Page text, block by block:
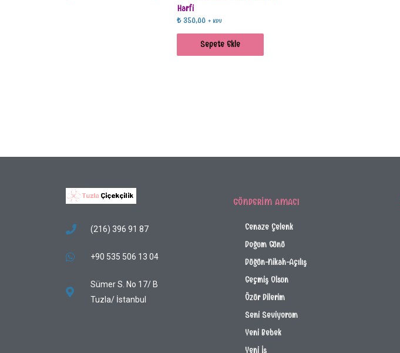
Harfi
₺350,00 + KDV
Sepete Ekle
(216) 396 91 87
+90 535 506 13 04
Sümer S. No 17/ B
Tuzla/ İstanbul
GÖNDERIM AMACI
Cenaze Çelenk
Doğum Günü
Düğün-Nikah-Açılış
Geçmiş Olsun
Özür Dilerim
Seni Seviyorum
Yeni Bebek
Yeni İş